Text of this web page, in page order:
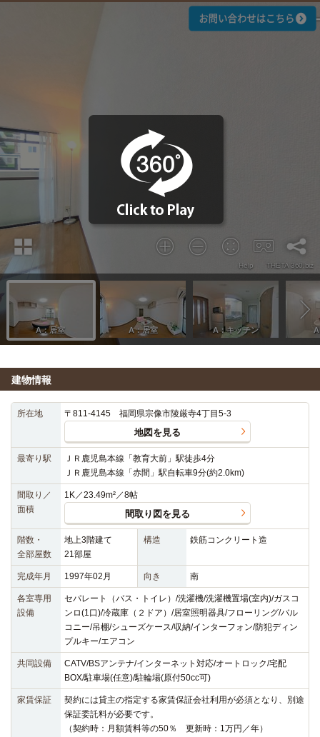
建物情報
所在地 〒811-4145 福岡県宗像市陵厳寺4丁目5-3
地図を見る
最寄り駅
ＪＲ鹿児島本線「教育大前」駅徒歩4分
ＪＲ鹿児島本線「赤間」駅自転車9分(約2.0km)
間取り／
面積
1K／23.49m²／8帖
間取り図を見る
階数・
全部屋数
地上3階建て
21部屋
構造 鉄筋コンクリート造
完成年月 1997年02月 向き 南
各室専用
設備
セパレート（バス・トイレ）/洗濯機/洗濯機置場(室内)/ガスコ
ンロ(1口)/冷蔵庫（２ドア）/居室照明器具/フローリング/バル
コニー/吊棚/シューズケース/収納/インターフォン/防犯ディン
プルキー/エアコン
共同設備
CATV/BSアンテナ/インターネット対応/オートロック/宅配
BOX/駐車場(任意)/駐輪場(原付50cc可)
家賃保証
契約には貸主の指定する家賃保証会社利用が必須となり、別途
保証委託料が必要です。
（契約時：月額賃料等の50％ 更新時：1万円／年）